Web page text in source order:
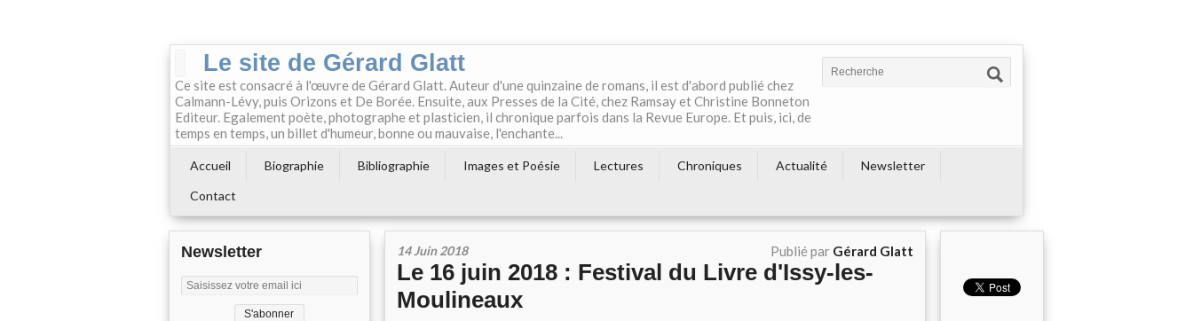
Le site de Gérard Glatt
Ce site est consacré à l'œuvre de Gérard Glatt. Auteur d'une quinzaine de romans, il est d'abord publié chez
Calmann-Lévy, puis Orizons et De Borée. Ensuite, aux Presses de la Cité, chez Ramsay et Christine Bonneton
Editeur. Egalement poète, photographe et plasticien, il chronique parfois dans la Revue Europe. Et puis, ici, de
temps en temps, un billet d'humeur, bonne ou mauvaise, l'enchante...
Accueil Biographie Bibliographie Images et Poésie Lectures Chroniques Actualité
Newsletter
Contact
Newsletter 14 Juin 2018 Publié par Gérard Glatt
Le 16 juin 2018 : Festival du Livre d'Issy-les-
Moulineaux